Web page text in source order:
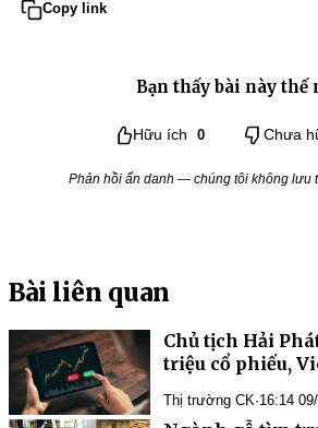
Copy link
Bạn thấy bài này thế
Hữu ích 0 Chưa
Phản hồi ẩn danh — chúng tôi không lưu
Bài liên quan
Chủ tịch Hải
triệu cổ phiếu,
Hải An
Thị trường CK·16:14